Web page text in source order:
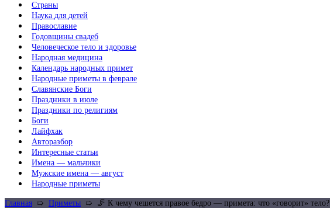
Страны
Наука для детей
Православие
Годовщины свадеб
Человеческое тело и здоровье
Народная медицина
Календарь народных примет
Народные приметы в феврале
Славянские Боги
Праздники в июле
Праздники по религиям
Боги
Лайфхак
Авторазбор
Интересные статьи
Имена — мальчики
Мужские имена — август
Народные приметы
Главная ➯ Приметы ➯ 🦵 К чему чешется правое бедро — примета: что «говорит» тело?